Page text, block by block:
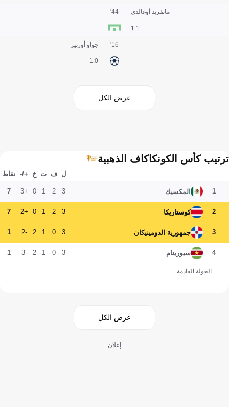
مانفريد أوغالدي
1:1
44'
جواو أوربيز
0:1
16'
عرض الكل
ترتيب كأس الكونكاكاف الذهبية
ل ف ت خ +/- نقاط
1 المكسيك 3
2
1
0
+3
7
2 كوستاريكا 3
2
1
0
+2
7
3 جمهورية الدومينيكان 3
0
1
2
-2
1
4 سيورينام 3
0
1
2
-3
1
الجولة القادمة
عرض الكل
إعلان